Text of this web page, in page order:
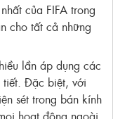
của FIFA trong
cho tất cả những
lần áp dụng các
tiết. Đặc biệt, với
sét trong bán kính